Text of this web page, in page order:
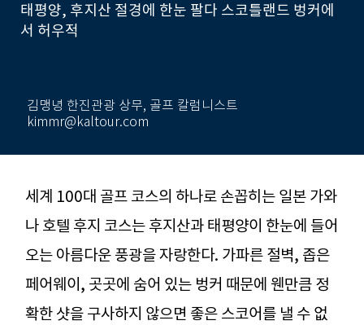
태평양, 후지산 절경에 한눈 팔다 스코틀랜드 벙커에
서 허우적
김맹녕 한진관광 상무, 골프 칼럼니스트
kimmr@kaltour.com
세계 100대 골프 코스의 하나로 손꼽히는 일본 가와
나 호텔 후지 코스는 후지산과 태평양이 한눈에 들어
오는 아름다운 풍광을 자랑한다. 가파른 절벽, 좁은
페어웨이, 곳곳에 숨어 있는 벙커 때문에 웬만큼 정
확한 샷을 구사하지 않으면 좋은 스코어를 낼 수 없